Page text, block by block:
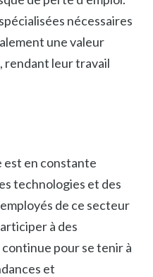
nécessaires
une valeur
rendant leur travail
est en constante
technologies et des
de ce secteur
à des
pour se tenir à
et